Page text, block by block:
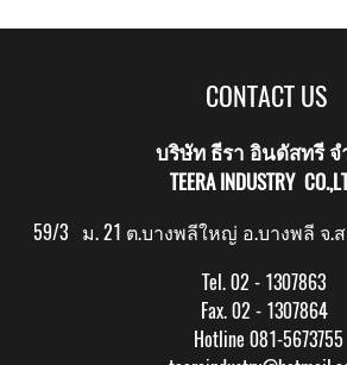
CONTACT US
บริษัท ธีรา อินดัสทรี จ
TEERA INDUSTRY
59/3 ม. 21 ต.บางพลีใหญ่ อ.บางพลี จ.
Tel. 02 - 1307863
Fax. 02 - 1307864
Hotline 081-5673755